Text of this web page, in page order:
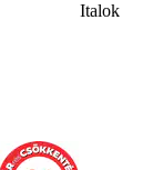
Italok